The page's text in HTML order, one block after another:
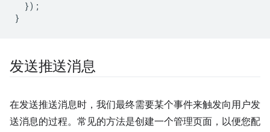
});
}
发送推送消息
在发送推送消息时，我们最终需要某个事件来触发向用户发
送消息的过程。常见的方法是创建一个管理页面，以便您配